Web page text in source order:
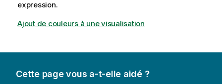
expression.
Ajout de couleurs à une visualisation
Cette page vous a-t-elle aidé ?